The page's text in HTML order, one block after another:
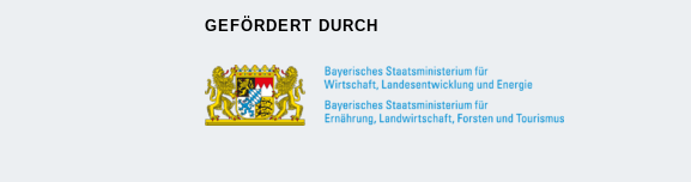
GEFÖRDERT DURCH